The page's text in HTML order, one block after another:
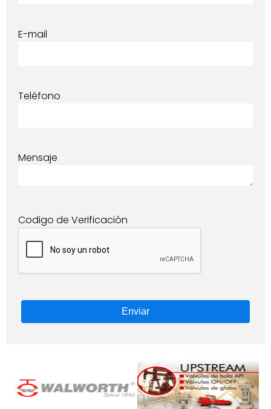
E-mail
Teléfono
Mensaje
Codigo de Verificación
Enviar